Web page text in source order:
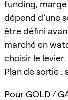
funding,
dépend d’une
être défini
marché en
choisir le levier.
Plan de sortie
Pour GOLD /